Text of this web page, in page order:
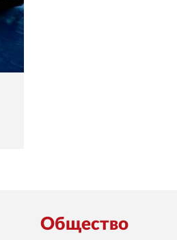
Общество